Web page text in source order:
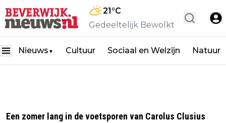
21°C
Gedeeltelijk Bewolkt
Nieuws ▼ Cultuur Sociaal en Welzijn Natuur
Een zomer lang in de voetsporen van Carolus Clusius